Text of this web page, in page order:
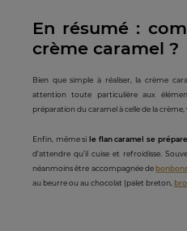
En résumé :
crème caramel ?
Bien que simple à réaliser, la crème
attention toute particulière aux
préparation du caramel à celle de la
Enfin, même si le flan caramel se
d’attendre qu’il cuise et refroidisse.
néanmoins être accompagnée de
au beurre ou au chocolat (palet breton,